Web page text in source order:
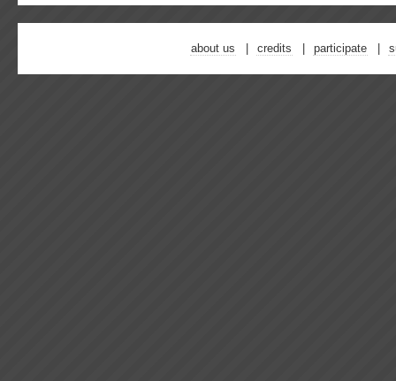
about us credits participate